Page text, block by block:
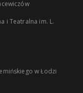
i Teatralna im. L.
w Łodzi